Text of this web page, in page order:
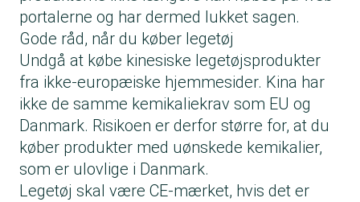
portalerne og har dermed lukket sagen.
Gode råd, når du køber legetøj
Undgå at købe kinesiske legetøjsprodukter
fra ikke-europæiske hjemmesider. Kina har
ikke de samme kemikaliekrav som EU og
Danmark. Risikoen er derfor større for, at du
køber produkter med uønskede kemikalier,
som er ulovlige i Danmark.
Legetøj skal være CE-mærket, hvis det er